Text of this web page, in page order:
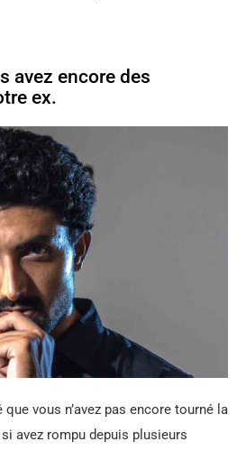
avez encore des
ex.
vous n’avez pas encore tourné la
avez rompu depuis plusieurs